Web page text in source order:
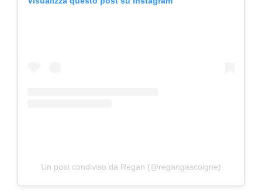
Un post condiviso da Regan (@regangascoigne)